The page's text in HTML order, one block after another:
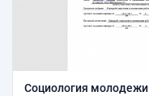
Социология молодежи